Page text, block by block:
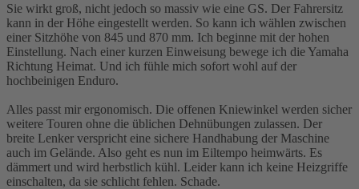
Sie wirkt groß, nicht jedoch so massiv wie eine GS. Der Fahrersitz
kann in der Höhe eingestellt werden. So kann ich wählen zwischen
einer Sitzhöhe von 845 und 870 mm. Ich beginne mit der hohen
Einstellung. Nach einer kurzen Einweisung bewege ich die Yamaha
Richtung Heimat. Und ich fühle mich sofort wohl auf der
hochbeinigen Enduro.
Alles passt mir ergonomisch. Die offenen Kniewinkel werden sicher
weitere Touren ohne die üblichen Dehnübungen zulassen. Der
breite Lenker verspricht eine sichere Handhabung der Maschine
auch im Gelände. Also geht es nun im Eiltempo heimwärts. Es
dämmert und wird herbstlich kühl. Leider kann ich keine Heizgriffe
einschalten, da sie schlicht fehlen. Schade.